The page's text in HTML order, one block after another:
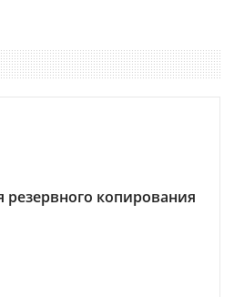
копирования